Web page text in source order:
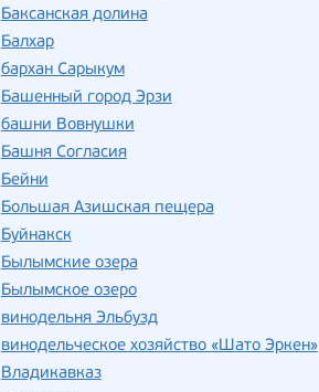
Баксанская долина
Балхар
бархан Сарыкум
Башенный город Эрзи
башни Вовнушки
Башня Согласия
Бейни
Большая Азишская пещера
Буйнакск
Былымские озера
Былымское озеро
винодельня Эльбузд
винодельческое хозяйство «Шато Эркен»
Владикавказ